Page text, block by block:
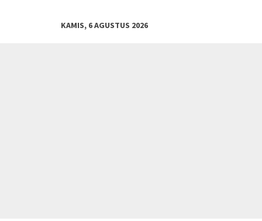
KAMIS, 6 AGUSTUS 2026